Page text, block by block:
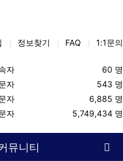
정보찾기 FAQ 1:1문의
여업체 선
자
60 명
자
543 명
자
6,885 명
자
5,749,434 명
뮤니티